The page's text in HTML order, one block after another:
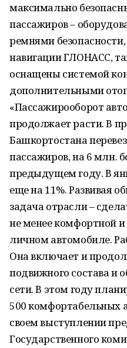
максимально
пассажиров –
ремнями
навигации ГЛОНАСС,
оснащены системой
дополнительными
«Пассажирооборот
продолжает расти. В
Башкортостана
пассажиров, на 6 млн.
предыдущем году. В
еще на 11%. Развивая
задача отрасли –
не менее комфортной
личном автомобиле.
Она включает и
подвижного состава и
сети. В этом году
500 комфортабельных
своем выступлении
Государственного